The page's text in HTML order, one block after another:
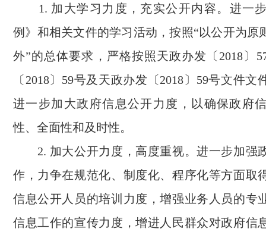
1. 加大学习力度， 充实公开内容。进一
例》和相关文件的学习活动，按照“以公开为原
外”的总体要求，严格按照天政办发〔2018 〕
〔 2018〕 59号及天政办发〔2018 〕 59号文件文
进一步加大政府信息公开力度，以确保政府
性、全面性和及时性。
2. 加大公开力度，高度重视。进一步加强
作，力争在规范化、制度化、程序化等方面取
信息公开人员的培训力度，增强业务人员的专
信息工作的宣传力度，增进人民群众对政府信